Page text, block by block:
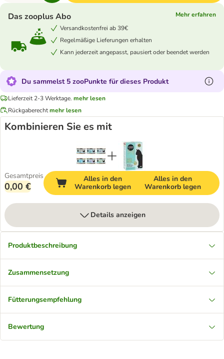
Das zooplus Abo
Mehr erfahren
Versandkostenfrei ab 39€
Regelmäßige Lieferungen erhalten
Kann jederzeit angepasst, pausiert oder beendet werden
Du sammelst 5 zooPunkte für dieses Produkt
Lieferzeit 2-3 Werktage. mehr lesen
Rückgaberechtmehr lesen
Kombinieren Sie es mit
Gesamtpreis
0,00 €
Alles in den
Warenkorb legen
Alles in den
Warenkorb legen
Details anzeigen
Produktbeschreibung
Zusammensetzung
Fütterungsempfehlung
Bewertung